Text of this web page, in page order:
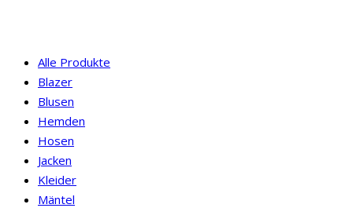
Alle Produkte
Blazer
Blusen
Hemden
Hosen
Jacken
Kleider
Mäntel